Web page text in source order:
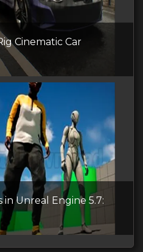
Cinematic Car
Unreal Engine 5.7: